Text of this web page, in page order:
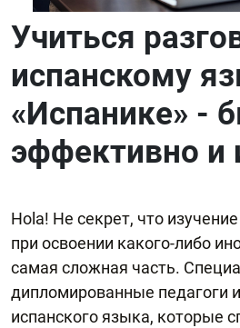
Учиться
испанскому
«Испанике» -
эффективно и
Hola! Не секрет, что
при освоении какого-либо
самая сложная часть.
дипломированные педагоги
испанского языка, которые